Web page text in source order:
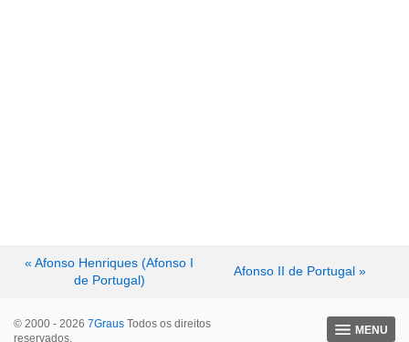
« Afonso Henriques (Afonso I
de Portugal)
Afonso II de Portugal »
MENU
© 2000 - 2026 7Graus Todos os direitos
reservados.